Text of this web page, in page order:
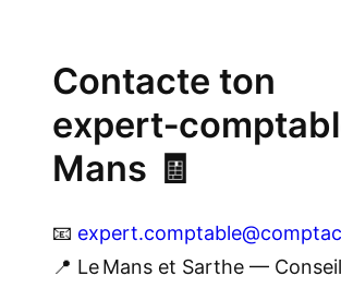
Contacte ton
Mans 🧾
📧
📍 Le Mans et Sarthe —